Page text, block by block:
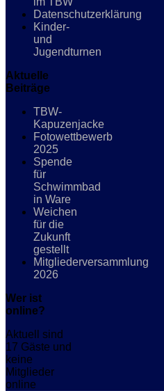
Datenschutzerklärung
Kinder-
und
Jugendturnen
Aktuelle
Beiträge
TBW-
Kapuzenjacke
Fotowettbewerb
2025
Spende
für
Schwimmbad
in Ware
Weichen
für die
Zukunft
gestellt
Mitgliederversammlung
2026
Wer ist
online?
Aktuell sind
17 Gäste und
keine
Mitglieder
online